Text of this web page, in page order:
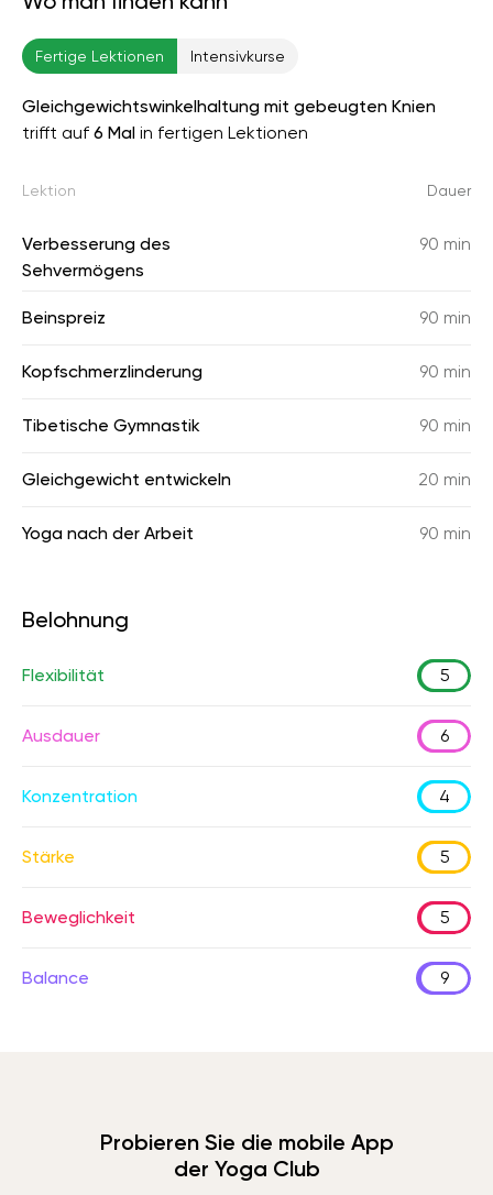
Fertige Lektionen Intensivkurse
Gleichgewichtswinkelhaltung mit gebeugten Knien
trifft auf 6 Mal in fertigen Lektionen
Lektion Dauer
Verbesserung des
Sehvermögens
90 min
Beinspreiz 90 min
Kopfschmerzlinderung 90 min
Tibetische Gymnastik 90 min
Gleichgewicht entwickeln 20 min
Yoga nach der Arbeit 90 min
Belohnung
Flexibilität 5
Ausdauer 6
Konzentration 4
Stärke 5
Beweglichkeit 5
Balance 9
Probieren Sie die mobile App
der Yoga Club